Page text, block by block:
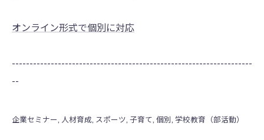
オンライン形式で個別に対応
--------------------------------------------------------------------
--
企業セミナー 人材育成 スポーツ 子育て 個別 学校教育（部活動）